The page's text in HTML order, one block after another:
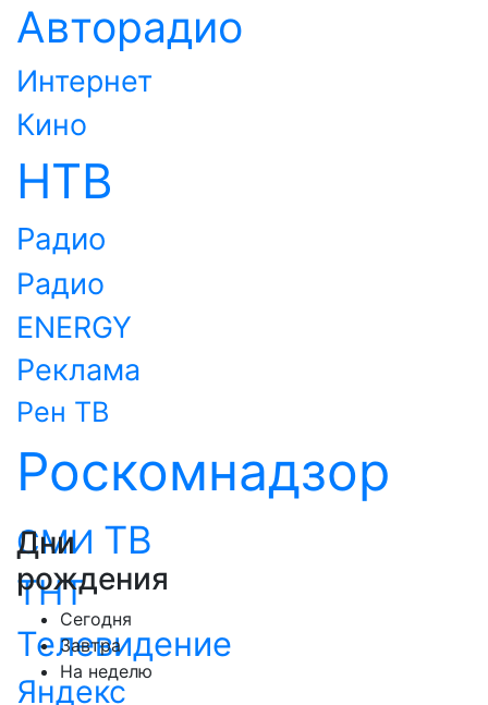
Авторадио
Интернет
Кино
НТВ
Радио
Радио
ENERGY
Реклама
Рен ТВ
Роскомнадзор
СМИ ТВ
ТНТ
Телевидение
Яндекс
Дни
рождения
Сегодня
Завтра
На неделю